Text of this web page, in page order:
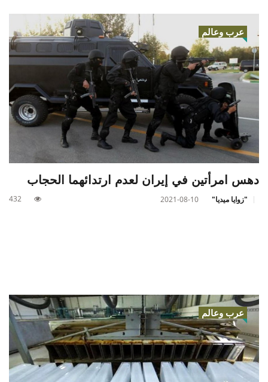
عرب وعالم
دهس امرأتين في إيران لعدم ارتدائهما الحجاب
"زوايا ميديا" 2021-08-10
432
عرب وعالم